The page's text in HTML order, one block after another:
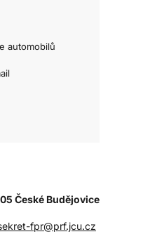
automobilů
České Budějovice
fpr@prf.jcu.cz